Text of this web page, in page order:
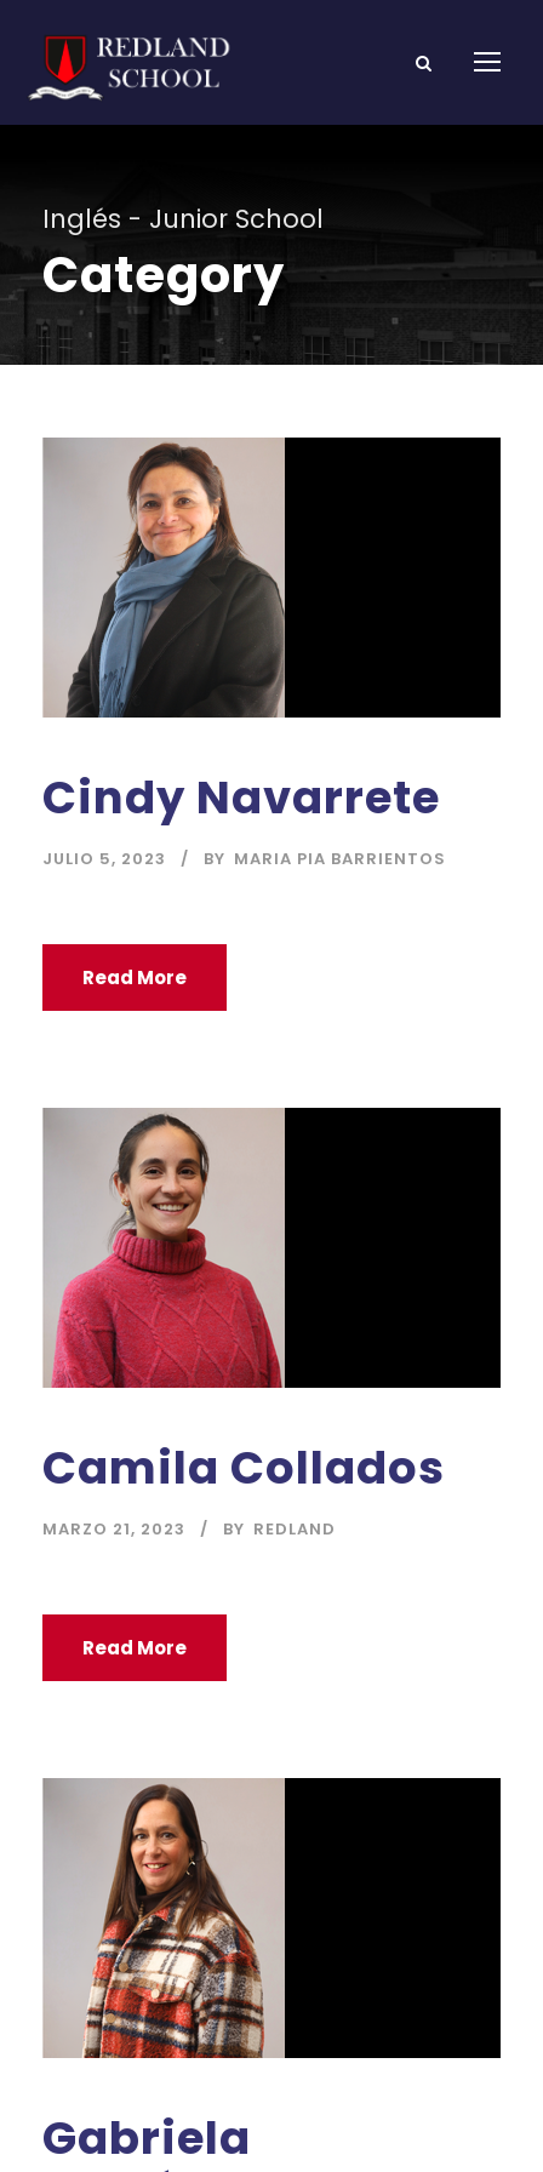
Inglés - Junior School
Category
Cindy Navarrete
JULIO 5, 2023 BY MARIA PIA BARRIENTOS
Read More
Camila Collados
MARZO 21, 2023 BY REDLAND
Read More
Gabriela